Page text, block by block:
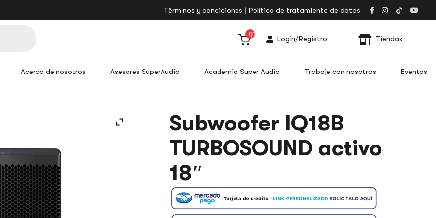
Términos y condiciones Política de tratamiento de datos
0
Login/Registro Tiendas
Acerca de nosotros Asesores SuperAudio Academia Super Audio Trabaje con nosotros Eventos
Subwoofer IQ18B
TURBOSOUND activo
18″